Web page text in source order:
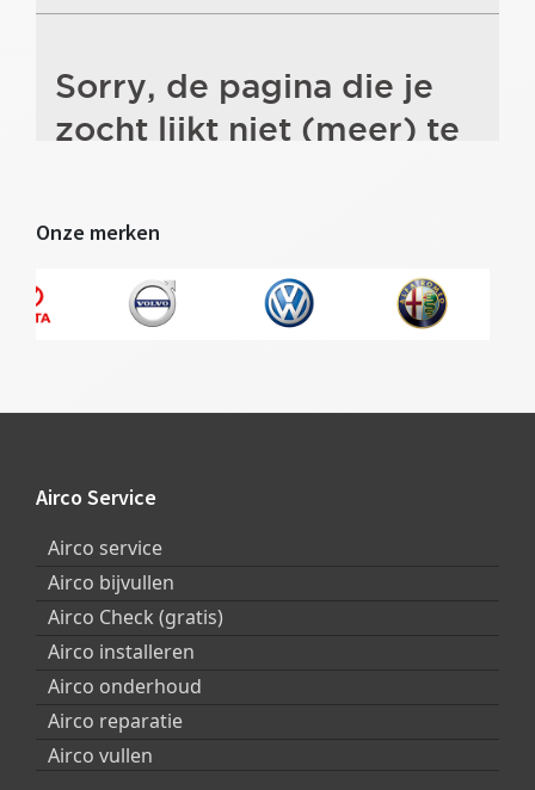
Onze merken
Footer
Airco Service
Airco service
Airco bijvullen
Airco Check (gratis)
Airco installeren
Airco onderhoud
Airco reparatie
Airco vullen